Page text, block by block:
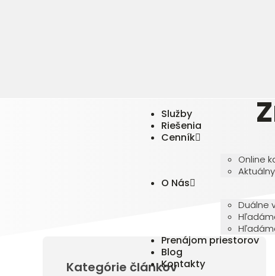
Služby
Riešenia
Cenník
Online
O Nás
Duálne
Prenájom priestorov
Blog
Kontakty
Kategórie článkov